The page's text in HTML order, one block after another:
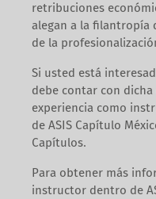
retribuciones
alegan a la filantropía
de la
Si usted está
debe contar con
experiencia como
de ASIS Capítulo
Capítulos.
Para obtener más
instructor dentro de